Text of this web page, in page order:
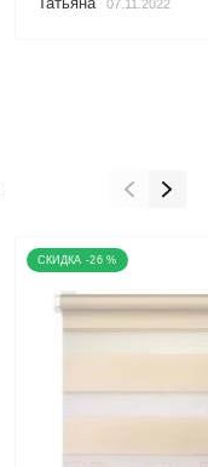
Татьяна 07.11.2022
-26 %